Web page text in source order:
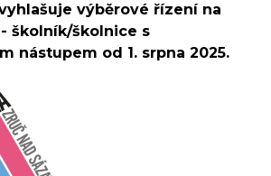
výběrové řízení na
školník/školnice s
nástupem od 1. srpna 2025.